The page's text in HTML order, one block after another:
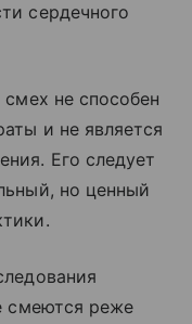
сердечного
не способен
и не является
Его следует
но ценный
смеются реже